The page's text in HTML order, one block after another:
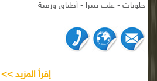
حلويات - علب بيتزا - أطباق ورقية
إقرأ المزيد >>